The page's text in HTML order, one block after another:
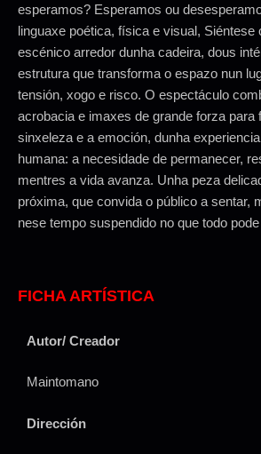
esperamos? Esperamos ou
linguaxe poética, física e visual, Siéntese
escénico arredor dunha cadeira, dous
estrutura que transforma o espazo nun
tensión, xogo e risco. O espectáculo
acrobacia e imaxes de grande forza para
sinxeleza e a emoción, dunha
humana: a necesidade de permanecer,
mentres a vida avanza. Unha peza
próxima, que convida o público a sentar,
nese tempo suspendido no que todo
FICHA ARTÍSTICA
Autor/ Creador
Maintomano
Dirección